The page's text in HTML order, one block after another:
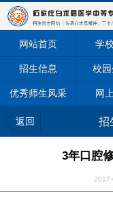
网站首页 学
招生信息 校
优秀师生风采 网
返回 招
3年口腔